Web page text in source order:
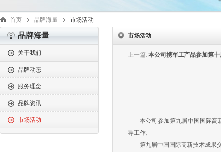
首页 品牌海量 市场活动
品牌海量
关于我们
品牌动态
服务理念
品牌资讯
市场活动
市场活动
上一篇: 本公司携军工产品参加第
本公司参加第九届中国国际高
导工作。
第九届中国国际高新技术成果